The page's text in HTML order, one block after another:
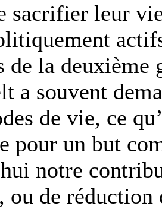
sacrifier leur
de la deuxième
a souvent
de vie, ce
pour un but
notre
ou de